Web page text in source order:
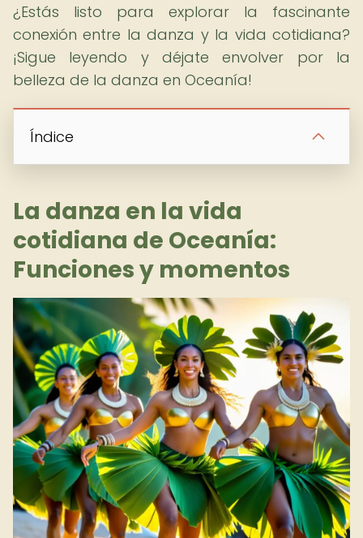
¿Estás listo para explorar la fascinante
conexión entre la danza y la vida cotidiana?
¡Sigue leyendo y déjate envolver por la
belleza de la danza en Oceanía!
Índice
La danza en la vida
cotidiana de Oceanía:
Funciones y momentos